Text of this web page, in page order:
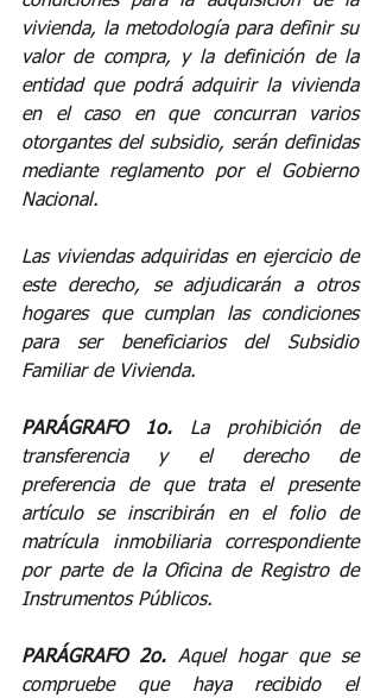
vivienda, la metodología para definir su
valor de compra, y la definición de la
entidad que podrá adquirir la vivienda
en el caso en que concurran varios
otorgantes del subsidio, serán definidas
mediante reglamento por el Gobierno
Nacional.
Las viviendas adquiridas en ejercicio de
este derecho, se adjudicarán a otros
hogares que cumplan las condiciones
para ser beneficiarios del Subsidio
Familiar de Vivienda.
PARÁGRAFO 1o. La prohibición de
transferencia y el derecho de
preferencia de que trata el presente
artículo se inscribirán en el folio de
matrícula inmobiliaria correspondiente
por parte de la Oficina de Registro de
Instrumentos Públicos.
PARÁGRAFO 2o. Aquel hogar que se
compruebe que haya recibido el